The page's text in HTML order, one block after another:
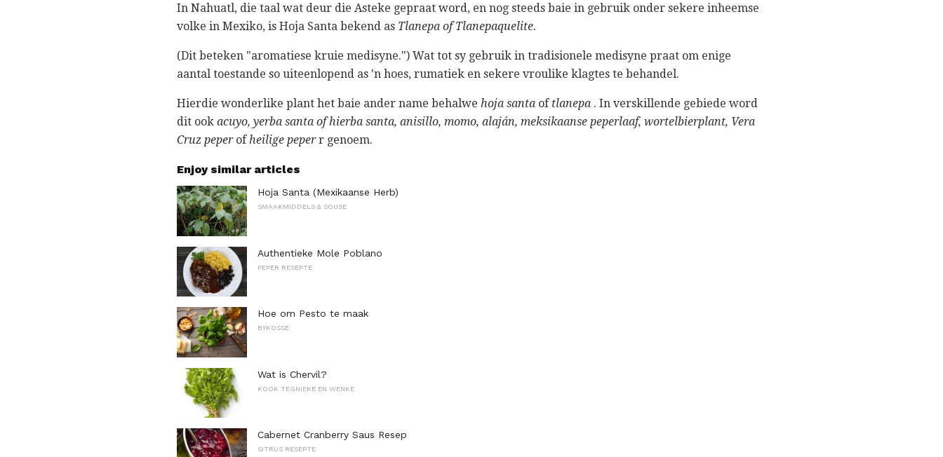
In Nahuatl, die taal wat deur die Asteke gepraat word, en nog steeds baie in gebruik onder sekere inheemse
volke in Mexiko, is Hoja Santa bekend as Tlanepa of Tlanepaquelite.
(Dit beteken "aromatiese kruie medisyne.") Wat tot sy gebruik in tradisionele medisyne praat om enige
aantal toestande so uiteenlopend as 'n hoes, rumatiek en sekere vroulike klagtes te behandel.
Hierdie wonderlike plant het baie ander name behalwe hoja santa of tlanepa . In verskillende gebiede word
dit ook acuyo, yerba santa of hierba santa, anisillo, momo, alaján, meksikaanse peperlaaf, wortelbierplant, Vera
Cruz peperofheilige peperr genoem.
Enjoy similar articles
Hoja Santa (Mexikaanse Herb)
SMAAKMIDDELS & SOUSE
Authentieke Mole Poblano
PEPER RESEPTE
Hoe om Pesto te maak
BYKOSSE
Wat is Chervil?
KOOK TEGNIEKE EN WENKE
Cabernet Cranberry Saus Resep
SITRUS RESEPTE